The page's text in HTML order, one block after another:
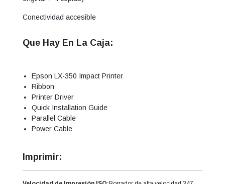
Conectividad accesible
Que Hay En La Caja:
Epson LX-350 Impact Printer
Ribbon
Printer Driver
Quick Installation Guide
Parallel Cable
Power Cable
Imprimir: